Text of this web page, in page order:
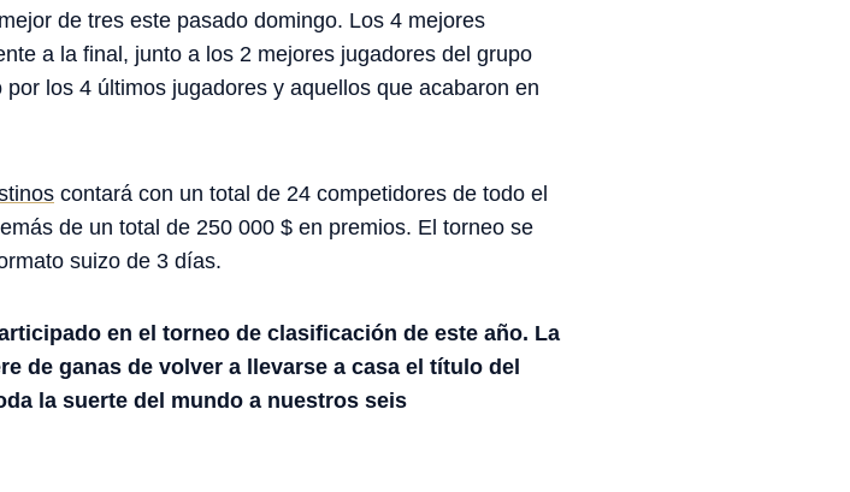
de tres este pasado domingo. Los 4 mejores
a la final, junto a los 2 mejores jugadores del grupo
los 4 últimos jugadores y aquellos que acabaron en
contará con un total de 24 competidores de todo el
de un total de 250 000 $ en premios. El torneo se
suizo de 3 días.
en el torneo de clasificación de este año. La
de ganas de volver a llevarse a casa el título del
la suerte del mundo a nuestros seis